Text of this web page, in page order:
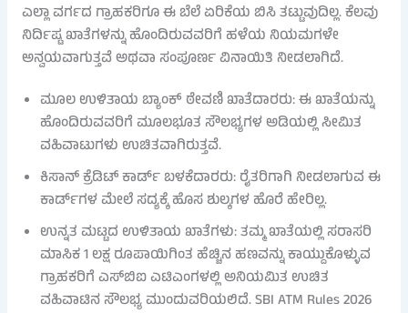
ಎಲ್ಲಾ ವರ್ಗದ ಗ್ರಾಹಕರಿಗೂ ಈ ಬೆಲೆ ಏರಿಕೆಯ ಬಿಸಿ ತಟ್ಟುವುದಿಲ್ಲ. ಕೆಲವು
ನಿರ್ದಿಷ್ಟ ಖಾತೆಗಳನ್ನು ಹೊಂದಿರುವವರಿಗೆ ಹಳೆಯ ನಿಯಮಗಳೇ
ಅನ್ವಯವಾಗುತ್ತವೆ ಅಥವಾ ಸಂಪೂರ್ಣ ವಿನಾಯಿತಿ ನೀಡಲಾಗಿದೆ.
ಮೂಲ ಉಳಿತಾಯ ಬ್ಯಾಂಕ್ ಠೇವಣಿ ಖಾತೆದಾರರು: ಈ ಖಾತೆಯನ್ನು
ಹೊಂದಿರುವವರಿಗೆ ಮೂಲಭೂತ ಸೌಲಭ್ಯಗಳ ಅಡಿಯಲ್ಲಿ ಸೀಮಿತ
ವಹಿವಾಟುಗಳು ಉಚಿತವಾಗಿರುತ್ತವೆ.
ಕಿಸಾನ್ ಕ್ರೆಡಿಟ್ ಕಾರ್ಡ್ ಬಳಕೆದಾರರು: ರೈತರಿಗಾಗಿ ನೀಡಲಾಗುವ ಈ
ಕಾರ್ಡ್‌ಗಳ ಮೇಲೆ ಸದ್ಯಕ್ಕೆ ಹೊಸ ಶುಲ್ಕಗಳ ಹೊರೆ ಹೇರಿಲ್ಲ.
ಉನ್ನತ ಮಟ್ಟದ ಉಳಿತಾಯ ಖಾತೆಗಳು: ತಮ್ಮ ಖಾತೆಯಲ್ಲಿ ಸರಾಸರಿ
ಮಾಸಿಕ 1 ಲಕ್ಷ ರೂಪಾಯಿಗಿಂತ ಹೆಚ್ಚಿನ ಹಣವನ್ನು ಕಾಯ್ದುಕೊಳ್ಳುವ
ಗ್ರಾಹಕರಿಗೆ ಎಸ್‌ಬಿಐ ಎಟಿಎಂಗಳಲ್ಲಿ ಅನಿಯಮಿತ ಉಚಿತ
ವಹಿವಾಟಿನ ಸೌಲಭ್ಯ ಮುಂದುವರಿಯಲಿದೆ. SBI ATM Rules 2026